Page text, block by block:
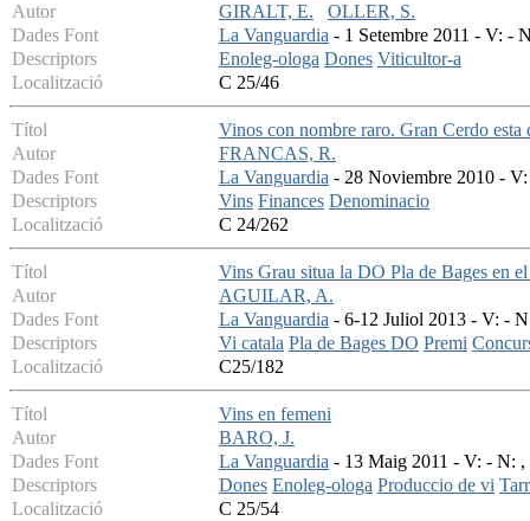
Autor
GIRALT, E.
OLLER, S.
Dades Font
La Vanguardia - 1 Setembre 2011 - V: -
Descriptors
Enoleg-ologa Dones Viticultor-a
Localització
C 25/46
Títol
Vinos con nombre raro. Gran Cerdo esta
Autor
FRANCAS, R.
Dades Font
La Vanguardia - 28 Noviembre 2010 -
Descriptors
Vins Finances Denominacio
Localització
C 24/262
Títol
Vins Grau situa la DO Pla de Bages en
Autor
AGUILAR, A.
Dades Font
La Vanguardia - 6-12 Juliol 2013 - V: -
Descriptors
Vi catala Pla de Bages DO Premi
Localització
C25/182
Títol
Vins en femeni
Autor
BARO, J.
Dades Font
La Vanguardia - 13 Maig 2011 - V: - N: ,
Descriptors
Dones Enoleg-ologa Produccio de vi
Localització
C 25/54